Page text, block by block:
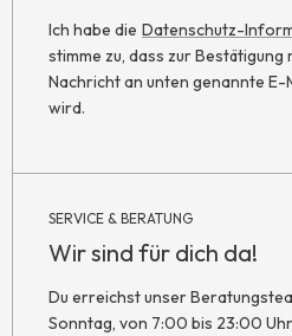
Ich habe die Datenschutz-
stimme zu, dass zur Bestätigung
Nachricht an unten genannte
wird.
SERVICE & BERATUNG
Wir sind für dich da!
Du erreichst unser
Sonntag, von 7:00 bis 23:00